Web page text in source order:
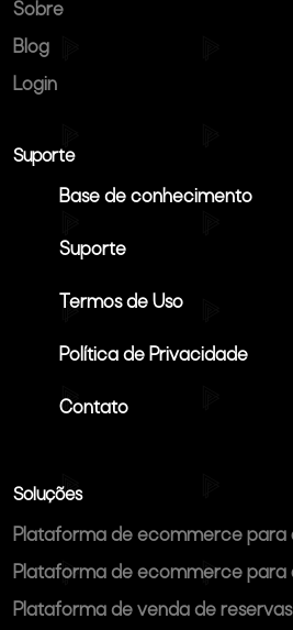
Sobre
Blog
Login
Suporte
Base de conhecimento
Suporte
Termos de Uso
Política de Privacidade
Contato
Soluções
Plataforma de ecommerce para
Plataforma de ecommerce para
Plataforma de venda de